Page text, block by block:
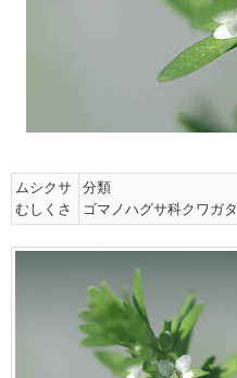
ムシクサ
むしくさ
分類
ゴマノハグサ科クワガ